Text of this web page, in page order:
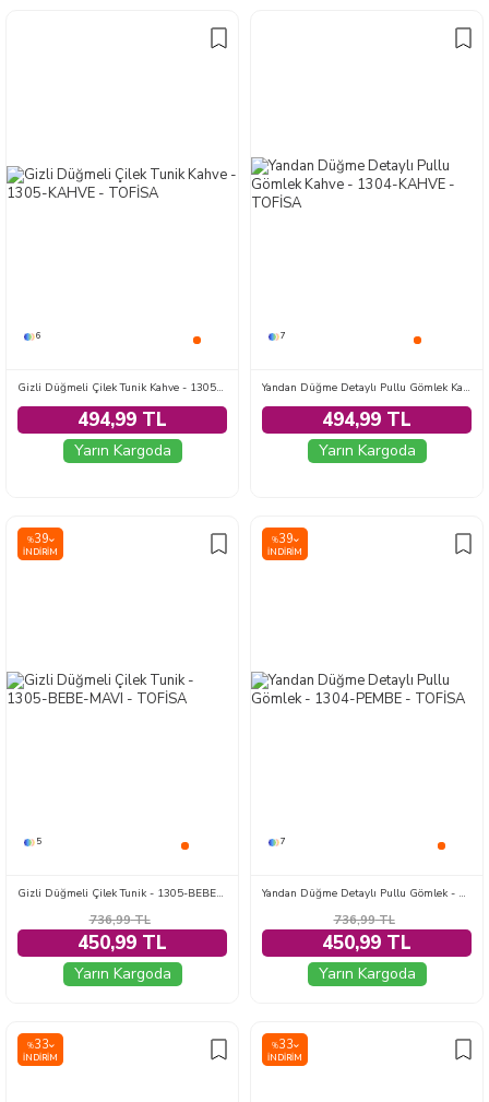
6
Gizli Düğmeli Çilek Tunik Kahve - 1305-KAHVE
494,99 TL
Yarın Kargoda
7
Yandan Düğme Detaylı Pullu Gömlek Kahve - 1304-KAHVE
494,99 TL
Yarın Kargoda
%39
İNDIRIM
5
Gizli Düğmeli Çilek Tunik - 1305-BEBE-MAVI
736,99TL
450,99 TL
Yarın Kargoda
%39
İNDIRIM
7
Yandan Düğme Detaylı Pullu Gömlek - 1304-PEMBE
736,99TL
450,99 TL
Yarın Kargoda
%33
İNDIRIM
%33
İNDIRIM